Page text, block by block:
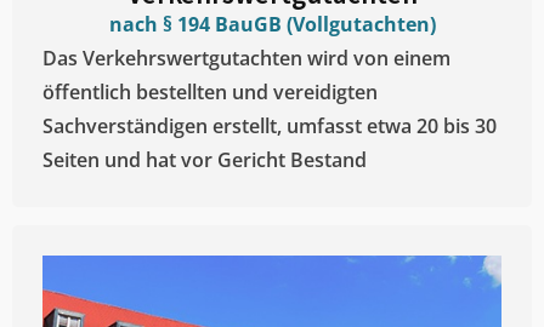
nach § 194 BauGB (Vollgutachten)
Das Verkehrswertgutachten wird von einem
öffentlich bestellten und vereidigten
Sachverständigen erstellt, umfasst etwa 20 bis 30
Seiten und hat vor Gericht Bestand